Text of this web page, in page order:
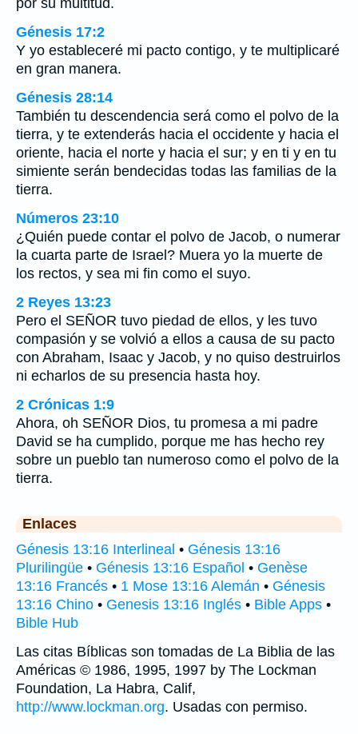
por su multitud.
Génesis 17:2
Y yo estableceré mi pacto contigo, y te multiplicaré
en gran manera.
Génesis 28:14
También tu descendencia será como el polvo de la
tierra, y te extenderás hacia el occidente y hacia el
oriente, hacia el norte y hacia el sur; y en ti y en tu
simiente serán bendecidas todas las familias de la
tierra.
Números 23:10
¿Quién puede contar el polvo de Jacob, o numerar
la cuarta parte de Israel? Muera yo la muerte de
los rectos, y sea mi fin como el suyo.
2 Reyes 13:23
Pero el SEÑOR tuvo piedad de ellos, y les tuvo
compasión y se volvió a ellos a causa de su pacto
con Abraham, Isaac y Jacob, y no quiso destruirlos
ni echarlos de su presencia hasta hoy.
2 Crónicas 1:9
Ahora, oh SEÑOR Dios, tu promesa a mi padre
David se ha cumplido, porque me has hecho rey
sobre un pueblo tan numeroso como el polvo de la
tierra.
Enlaces
Génesis 13:16 Interlineal • Génesis 13:16
Plurilingüe • Génesis 13:16 Español • Genèse
13:16 Francés • 1 Mose 13:16 Alemán • Génesis
13:16 Chino • Genesis 13:16 Inglés • Bible Apps •
Bible Hub
Las citas Bíblicas son tomadas de La Biblia de las
Américas © 1986, 1995, 1997 by The Lockman
Foundation, La Habra, Calif,
http://www.lockman.org. Usadas con permiso.